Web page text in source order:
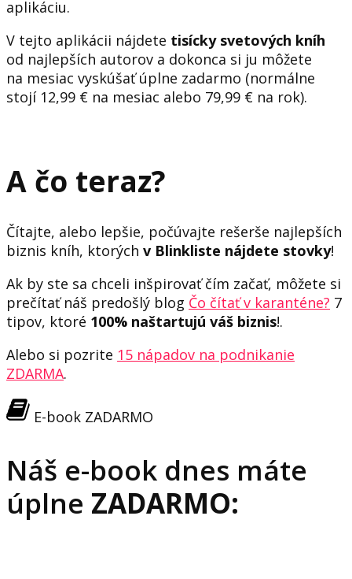
aplikáciu.
V tejto aplikácii nájdete tisícky svetových kníh
od najlepších autorov a dokonca si ju môžete
na mesiac vyskúšať úplne zadarmo (normálne
stojí 12,99 € na mesiac alebo 79,99 € na rok).
A čo teraz?
Čítajte, alebo lepšie, počúvajte rešerše najlepších
biznis kníh, ktorých v Blinkliste nájdete stovky!
Ak by ste sa chceli inšpirovať čím začať, môžete si
prečítať náš predošlý blog Čo čítať v karanténe? 7
tipov, ktoré 100% naštartujú váš biznis!.
Alebo si pozrite 15 nápadov na podnikanie
ZDARMA.
E-book ZADARMO
Náš e-book dnes máte
úplne ZADARMO: